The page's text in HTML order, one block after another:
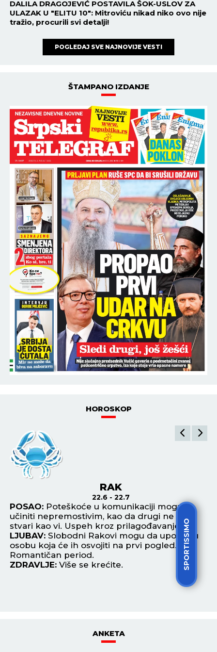
SPORTISSIMO
HRONIKA 16:02 07.08.2026
DRAMA U ČAČKU! Eksplodirala
SMRT SUPRUGA JU JE
doktorke koju je sin nasmrt
pretukao: Teška nesreća ju je
pratila... (FOTO)
NAJNOVIJE NAJČITANIJE
18:55
SRPSKA POSLA! Neverovatan kraj utakmice Srbija
- Rumunija na Evropskom prvenstvu!
18:52
SKOČIO IZ ČAMCA DA SE OSVEŽI I NIJE ISPLIVAO!
Drama na Dunavu kod Bele stene!
18:51
UŽIVO
"SRBIJA JE NAJUSPEŠNIJA ZEMLJA U
EVROPI, A BIĆEMO JOŠ BOLJI!" Vučić u Belegišu:
POVEĆANJE PLATA I PENZIJA OVE GODINE!
18:50
UŽIVO
(SASTAVI) CRVENA ZVEZDA - NOVI PAZAR:
Dejan Stanković iznenadio - on je konačno dobio
šansu!
18:45
DALILA DRAGOJEVIĆ POSTAVILA ŠOK-USLOV ZA
POGLEDAJ SVE NAJNOVIJE VESTI